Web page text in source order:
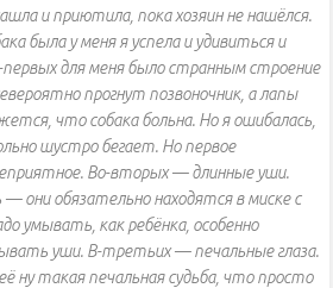
и приютила, пока хозяин не нашёлся.
была у меня я успела и удивиться и
для меня было странным строение
прогнут позвоночник, а лапы
что собака больна. Но я ошибалась,
шустро бегает. Но первое
Во-вторых — длинные уши.
— они обязательно находятся в миске с
умывать, как ребёнка, особенно
уши. В-третьих — печальные глаза.
ну такая печальная судьба, что просто